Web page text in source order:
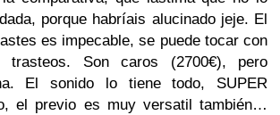
porque habríais alucinado jeje. El
es impecable, se puede tocar con
trasteos. Son caros (2700€), pero
El sonido lo tiene todo, SUPER
el previo es muy versatil también…